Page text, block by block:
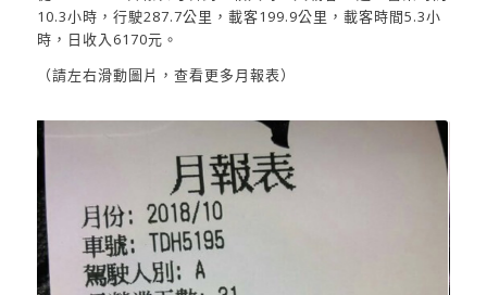
10.3小時，行駛287.7公里，載客199.9公里，載客時間5.3小
時，日收入6170元。
（請左右滑動圖片，查看更多月報表）